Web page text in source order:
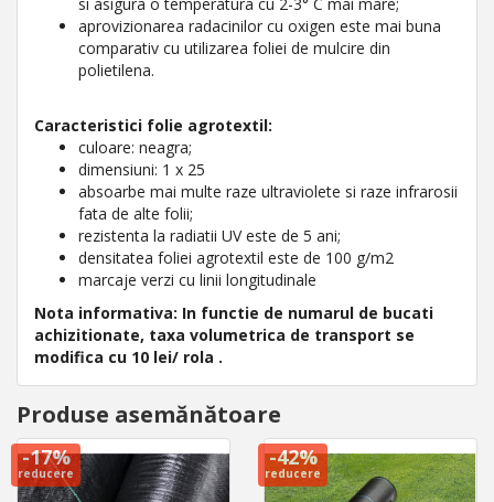
aprovizionarea radacinilor cu oxigen este mai buna
comparativ cu utilizarea foliei de mulcire din
polietilena.
Caracteristici folie agrotextil:
culoare: neagra;
dimensiuni: 1 x 25
absoarbe mai multe raze ultraviolete si raze infrarosii
fata de alte folii;
rezistenta la radiatii UV este de 5 ani;
densitatea foliei agrotextil este de 100 g/m2
marcaje verzi cu linii longitudinale
Nota informativa: In functie de numarul de bucati
achizitionate, taxa volumetrica de transport se
modifica cu 10 lei/ rola .
Produse asemănătoare
-17%
reducere
-42%
reducere